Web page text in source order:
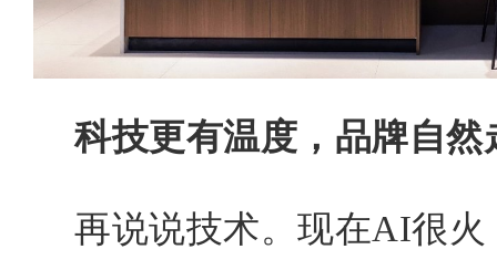
科技更有温度，品牌自然
再说说技术。现在AI很火